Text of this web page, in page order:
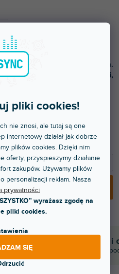
pliki cookies!
nie znosi, ale tutaj są one
internetowy działał jak dobrze
plików cookies. Dzięki nim
oferty, przyspieszymy działanie
zakupów. Używamy plików
personalizacji reklam. Nasza
prywatności.
wyrażasz zgodę na
pliki cookies.
SIĘ
DO KOSZYKA
na słuchawki DJ i akcesoria.
420D, wyściółka z pianki,
żółty.
15:00
Komunikacja i
Chwalicie nas za